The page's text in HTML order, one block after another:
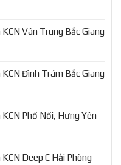
Vân Trung Bắc Giang
Đình Trám Bắc Giang
Phố Nối, Hưng Yên
Deep C Hải Phòng